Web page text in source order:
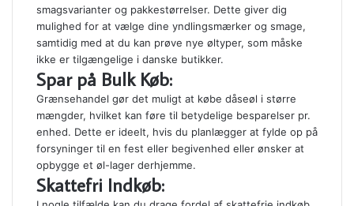
smagsvarianter og pakkestørrelser. Dette giver dig
mulighed for at vælge dine yndlingsmærker og smage,
samtidig med at du kan prøve nye øltyper, som måske
ikke er tilgængelige i danske butikker.
Spar på Bulk Køb:
Grænsehandel gør det muligt at købe dåseøl i større
mængder, hvilket kan føre til betydelige besparelser pr.
enhed. Dette er ideelt, hvis du planlægger at fylde op på
forsyninger til en fest eller begivenhed eller ønsker at
opbygge et øl-lager derhjemme.
Skattefri Indkøb: